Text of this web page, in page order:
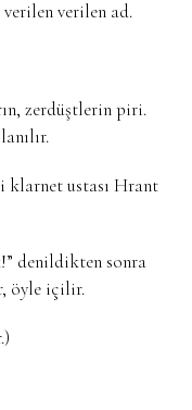
verilen ad.
zerdüştlerin piri.
klarnet ustası Hrant
denildikten sonra
öyle içilir.